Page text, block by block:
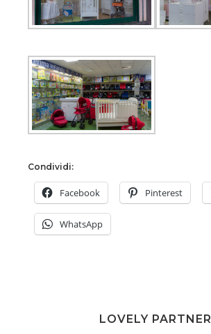
Condividi:
Facebook Pinterest
WhatsApp
LOVELY PARTNER